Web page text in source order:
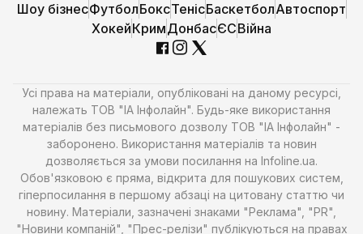
Шоу бізнесФутболБоксТенісБаскетболАвтоспорт
ХокейКримДонбасЄСВійна
Усі права на матеріали, опубліковані на даному ресурсі,
належать ТОВ "ІА Інфолайн". Будь-яке використання
матеріалів без письмового дозволу ТОВ "ІА Інфолайн" -
заборонено. Використання матеріалів та новин
дозволяється за умови посилання на Infoline.ua.
Обов'язковою є пряма, відкрита для пошукових систем,
гіперпосилання в першому абзаці на цитовану статтю чи
новину. Матеріали, зазначені знаками "Реклама", "PR",
"Новини компаній", "Прес-релізи" публікуються на правах